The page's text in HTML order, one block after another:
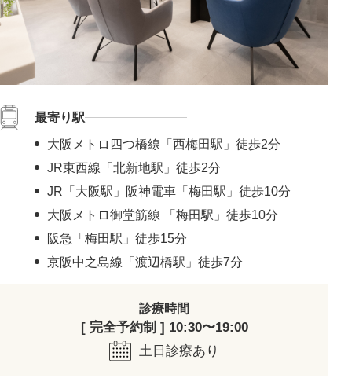
最寄り駅
大阪メトロ四つ橋線「西梅田駅」徒歩2分
JR東西線「北新地駅」徒歩2分
JR「大阪駅」阪神電車「梅田駅」徒歩10分
大阪メトロ御堂筋線 「梅田駅」徒歩10分
阪急「梅田駅」徒歩15分
京阪中之島線「渡辺橋駅」徒歩7分
診療時間
[ 完全予約制 ] 10:30〜19:00
土日診療あり